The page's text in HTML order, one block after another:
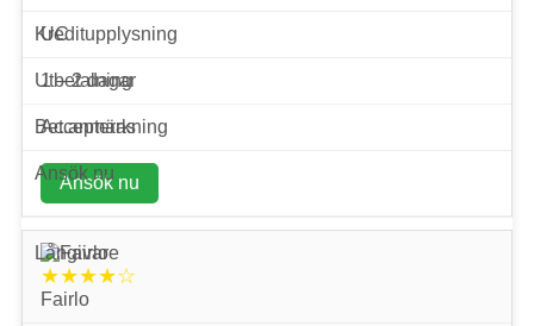
UC
1 – 2 dagar
Accepteras
Ansök nu
★★★★☆
Fairlo